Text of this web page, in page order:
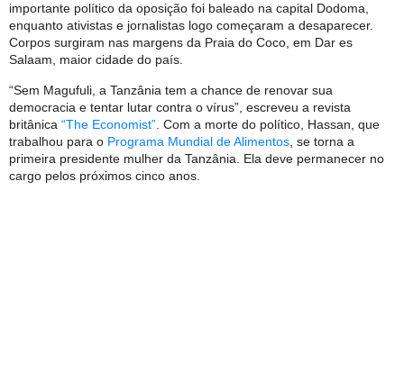
importante político da oposição foi baleado na capital Dodoma,
enquanto ativistas e jornalistas logo começaram a desaparecer.
Corpos surgiram nas margens da Praia do Coco, em Dar es
Salaam, maior cidade do país.
“Sem Magufuli, a Tanzânia tem a chance de renovar sua
democracia e tentar lutar contra o vírus”, escreveu a revista
britânica “The Economist” . Com a morte do político, Hassan, que
trabalhou para o Programa Mundial de Alimentos , se torna a
primeira presidente mulher da Tanzânia. Ela deve permanecer no
cargo pelos próximos cinco anos.